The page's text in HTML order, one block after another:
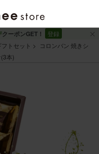
クーポンGET！
登録
トセット
コロンバン 焼きシ
本)